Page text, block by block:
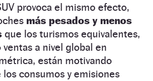
provoca el mismo efecto,
más pesados y menos
que los turismos equivalentes,
a nivel global en
están motivando
consumos y emisiones